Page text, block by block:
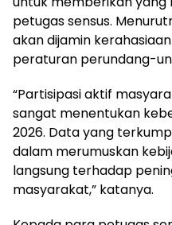
petugas sensus.
akan dijamin
peraturan perundang-
“Partisipasi aktif
sangat menentukan
2026. Data yang
dalam merumuskan
langsung terhadap
masyarakat,” katanya.